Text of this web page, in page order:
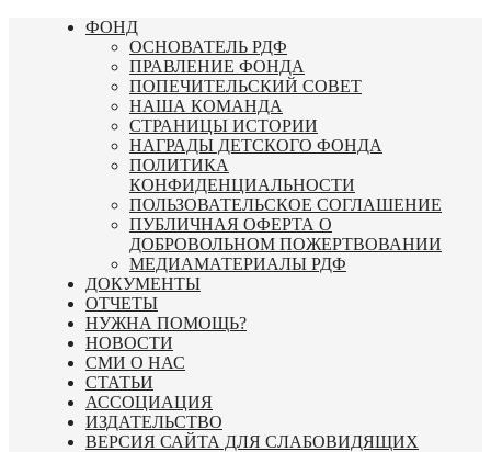
Перейти
ФОНД
ОСНОВАТЕЛЬ РДФ
ПРАВЛЕНИЕ ФОНДА
ПОПЕЧИТЕЛЬСКИЙ СОВЕТ
НАША КОМАНДА
СТРАНИЦЫ ИСТОРИИ
НАГРАДЫ ДЕТСКОГО ФОНДА
ПОЛИТИКА
КОНФИДЕНЦИАЛЬНОСТИ
ПОЛЬЗОВАТЕЛЬСКОЕ СОГЛАШЕНИЕ
ПУБЛИЧНАЯ ОФЕРТА О
ДОБРОВОЛЬНОМ ПОЖЕРТВОВАНИИ
МЕДИАМАТЕРИАЛЫ РДФ
ДОКУМЕНТЫ
ОТЧЕТЫ
НУЖНА ПОМОЩЬ?
НОВОСТИ
СМИ О НАС
СТАТЬИ
АССОЦИАЦИЯ
ИЗДАТЕЛЬСТВО
ВЕРСИЯ САЙТА ДЛЯ СЛАБОВИДЯЩИХ